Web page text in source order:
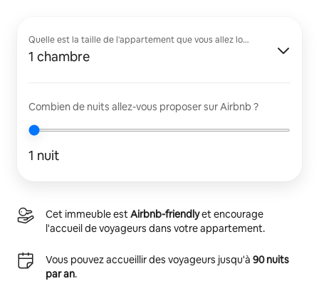
Quelle est la taille de l'appartement que vous allez louer ?
1 chambre
Combien de nuits allez-vous proposer sur Airbnb ?
1 nuit
Cet immeuble estAirbnb-friendlyet encourage
l'accueil de voyageurs dans votre appartement.
Vous pouvez accueillir des voyageurs jusqu'à 90 nuits
par an.